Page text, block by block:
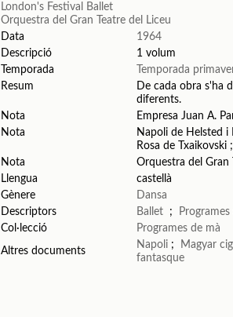
London's Festival Ballet
Orquestra del Gran Teatre del Liceu
Data
1964
Descripció
1 volum
Temporada
Temporada
Resum
De cada obra s'ha
diferents.
Nota
Empresa Juan A.
Nota
Napoli de Helsted i
Rosa de Txaikovski
Nota
Orquestra del
Llengua
castellà
Gènere
Dansa
Descriptors
Ballet ;
Programes
Col·lecció
Programes de mà
Altres documents
Napoli ; Magyar
fantasque